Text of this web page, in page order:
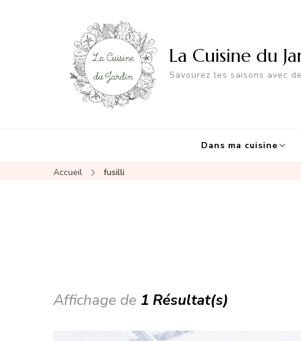
La Cuisine du
Savourez les saisons avec
Dans ma cuisine
Accueil fusilli
Affichage de 1 Résultat(s)